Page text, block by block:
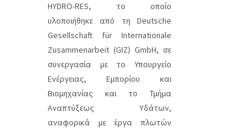
HYDRO-RES, το οποίο
υλοποιήθηκε από τη Deutsche
Gesellschaft für Internationale
Zusammenarbeit (GIZ) GmbH, σε
συνεργασία με το Υπουργείο
Ενέργειας, Εμπορίου και
Βιομηχανίας και το Τμήμα
Αναπτύξεως Υδάτων,
αναφορικά με έργα πλωτών